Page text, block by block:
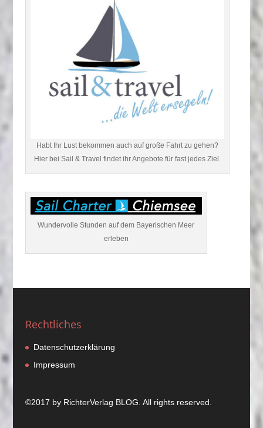
Habt Ihr Lust bekommen auch auf große Fahrt zu gehen?
Hier bei Sail & Travel findet ihr Angebote für fast jedes Ziel.
Wundervolle Stunden auf dem Bayerischen Meer
erleben
Rechtliches
Datenschutzerklärung
Impressum
©2017 by RichterVerlag BLOG. All rights reserved.